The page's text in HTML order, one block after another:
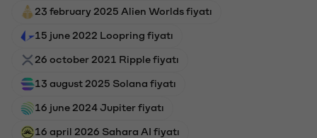
23 february 2025 Alien Worlds fiyatı
15 june 2022 Loopring fiyatı
26 october 2021 Ripple fiyatı
13 august 2025 Solana fiyatı
16 june 2024 Jupiter fiyatı
16 april 2026 Sahara AI fiyatı